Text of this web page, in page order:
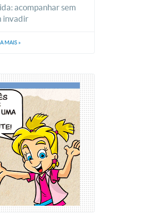
acompanhar sem
invadir
MAIS »